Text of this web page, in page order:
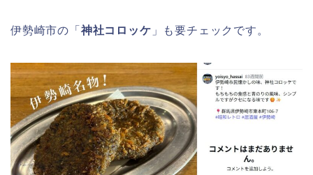
名古屋城桜まつり(春まつり)2026の屋
台・出店は?混雑情報も!
近畿大学卒業式2026のゲストの歴代ス
ピーチや予想有名人は誰?
伊勢崎市の「 神社コロッケ 」も要チェックです。